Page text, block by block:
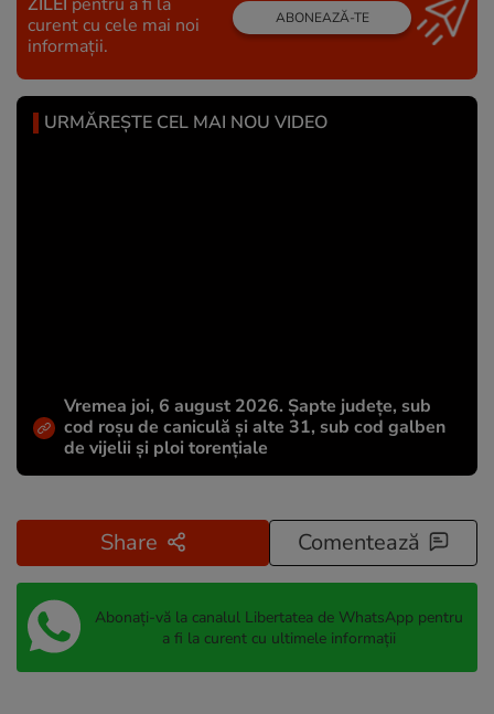
curent cu cele mai noi
informații.
ABONEAZĂ-TE
URMĂREȘTE CEL MAI NOU VIDEO
Vremea joi, 6 august 2026. Șapte județe, sub
cod roșu de caniculă și alte 31, sub cod galben
de vijelii și ploi torențiale
Share Comentează
Abonați-vă la canalul Libertatea de WhatsApp pentru
a fi la curent cu ultimele informații